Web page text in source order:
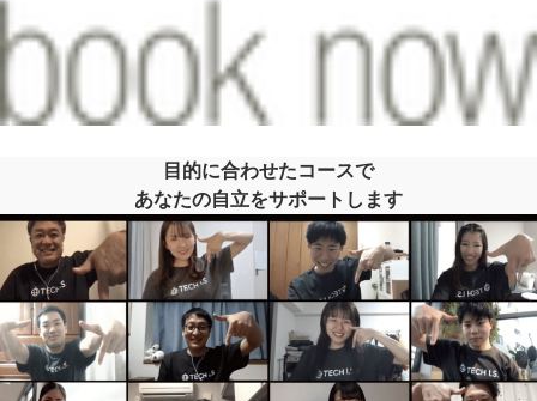
目的に合わせたコースで
あなたの自立をサポートします